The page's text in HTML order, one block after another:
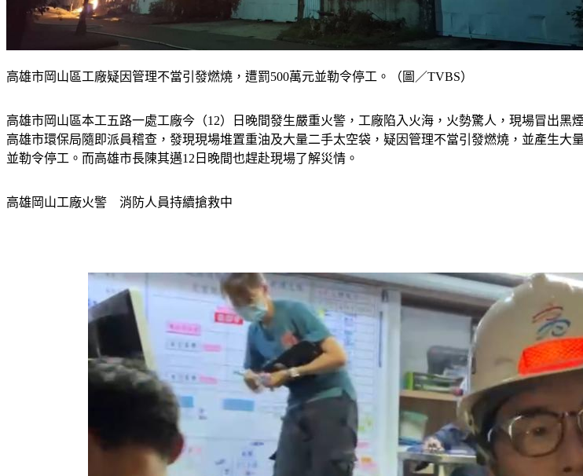
高雄市岡山區工廠疑因管理不當引發燃燒，遭罰500萬元並勒令停工。（圖／TVBS）
高雄市岡山區本工五路一處工廠今（12）日晚間發生嚴重火警，工廠陷入火海，火勢驚人，現場冒出
高雄市環保局隨即派員稽查，發現現場堆置重油及大量二手太空袋，疑因管理不當引發燃燒，並產生
並勒令停工。而高雄市長陳其邁12日晚間也趕赴現場了解災情。
高雄岡山工廠火警　消防人員持續搶救中